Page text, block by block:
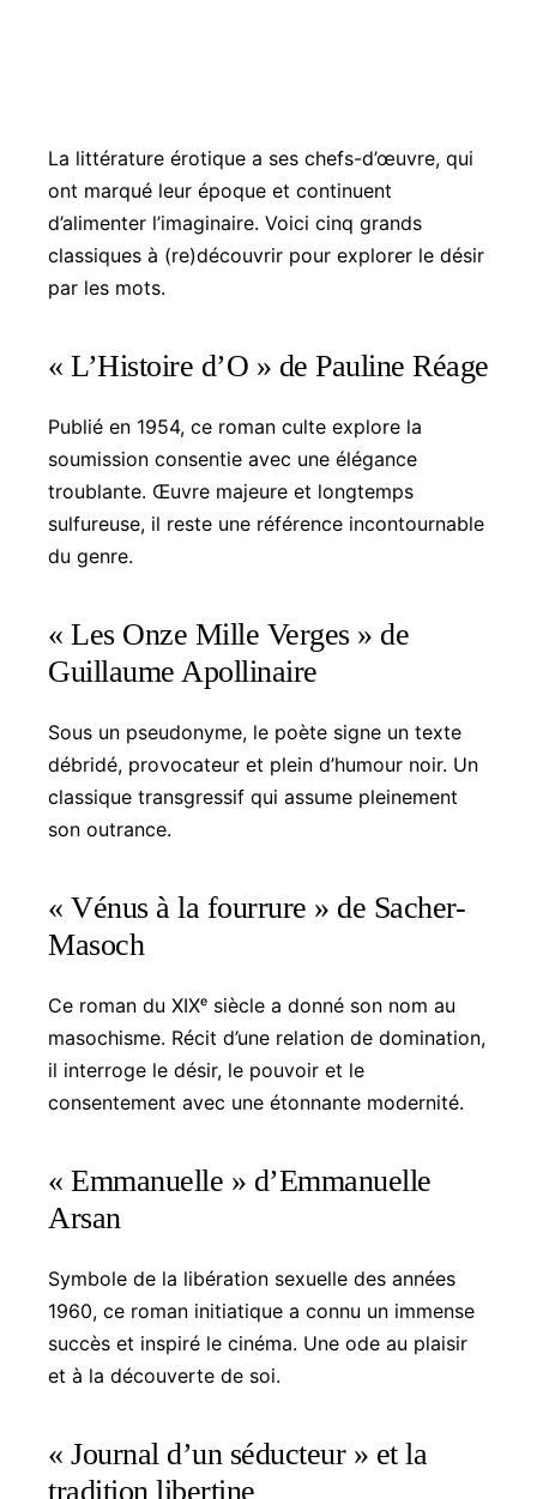
La littérature érotique a ses chefs-d’œuvre, qui
ont marqué leur époque et continuent
d’alimenter l’imaginaire. Voici cinq grands
classiques à (re)découvrir pour explorer le désir
par les mots.
« L’Histoire d’O » de Pauline Réage
Publié en 1954, ce roman culte explore la
soumission consentie avec une élégance
troublante. Œuvre majeure et longtemps
sulfureuse, il reste une référence incontournable
du genre.
« Les Onze Mille Verges » de
Guillaume Apollinaire
Sous un pseudonyme, le poète signe un texte
débridé, provocateur et plein d’humour noir. Un
classique transgressif qui assume pleinement
son outrance.
« Vénus à la fourrure » de Sacher-
Masoch
Ce roman du XIXᵉ siècle a donné son nom au
masochisme. Récit d’une relation de domination,
il interroge le désir, le pouvoir et le
consentement avec une étonnante modernité.
« Emmanuelle » d’Emmanuelle
Arsan
Symbole de la libération sexuelle des années
1960, ce roman initiatique a connu un immense
succès et inspiré le cinéma. Une ode au plaisir
et à la découverte de soi.
« Journal d’un séducteur » et la
tradition libertine